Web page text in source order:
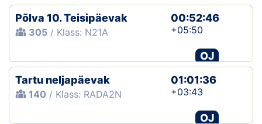
Põlva 10. Teisipäevak
305 / Klass: N21A
00:52:46
+05:50
OJ
Tartu neljapäevak
140 / Klass: RADA2N
01:01:36
+03:43
OJ